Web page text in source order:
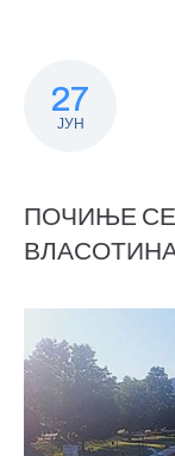
27
ЈУН
ПОЧИЊЕ